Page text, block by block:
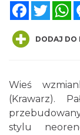
Facebook
DODAJ DO
Wieś
(Krawarz).
stylu